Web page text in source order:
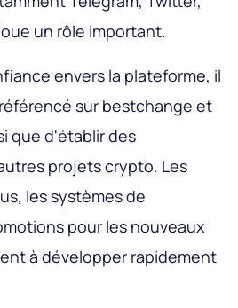
un rôle important.
envers la plateforme, il
sur bestchange et
que d'établir des
projets crypto. Les
les systèmes de
pour les nouveaux
à développer rapidement